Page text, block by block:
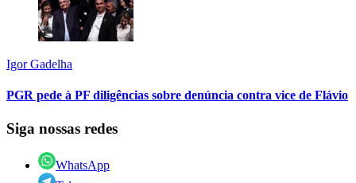
Igor Gadelha
PGR pede à PF diligências sobre denúncia contra vice de Flávio
Siga nossas redes
WhatsApp